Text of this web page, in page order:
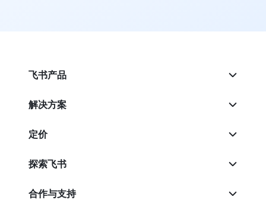
飞书产品
解决方案
定价
探索飞书
合作与支持